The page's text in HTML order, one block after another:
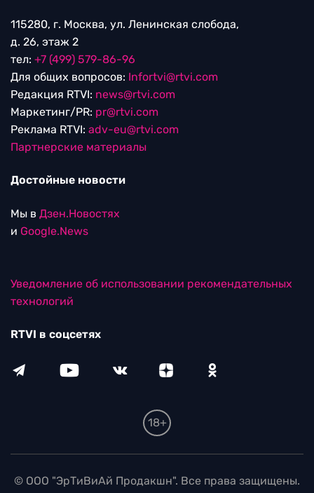
115280, г. Москва, ул. Ленинская слобода,
д. 26, этаж 2
тел: +7 (499) 579-86-96
Для общих вопросов: Infortvi@rtvi.com
Редакция RTVI: news@rtvi.com
Маркетинг/PR: pr@rtvi.com
Реклама RTVI: adv-eu@rtvi.com
Партнерские материалы
Достойные новости
Мы в Дзен.Новостях
и Google.News
Уведомление об использовании рекомендательных
технологий
RTVI в соцсетях
18+
© ООО "ЭрТиВиАй Продакшн". Все права защищены.